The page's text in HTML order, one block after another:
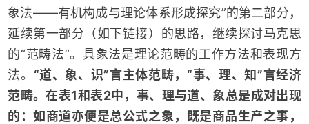
象法——有机构成与理论体系形成探究”的第二部分，
延续第一部分（如下链接）的思路，继续探讨马克思
的“范畴法”。具象法是理论范畴的工作方法和表现方
法。 “道、象、识”言主体范畴，“事、理、知”言经济
范畴。在表1和表2中，事、理与道、象总是成对出现
的：如商道亦便是总公式之象，既是商品生产之事，